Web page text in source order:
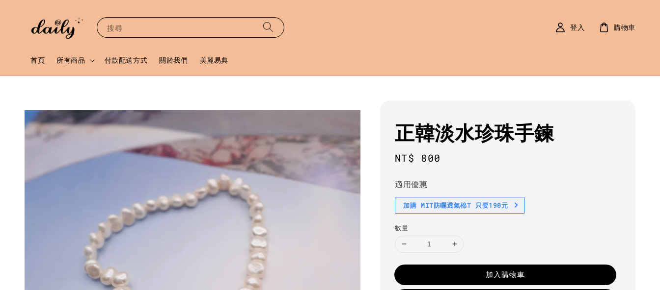
搜尋
首頁 所有商品 付款配送方式 關於我們 美麗易典
登入 購物車
正韓淡水珍珠手鍊
Regular
NT$ 800
適用優惠
加購 MIT防曬透氣棉T 只要190元
數量
加入購物車